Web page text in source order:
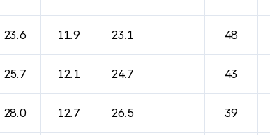
23.6 11.9 23.1 48
25.7 12.1 24.7 43
28.0 12.7 26.5 39